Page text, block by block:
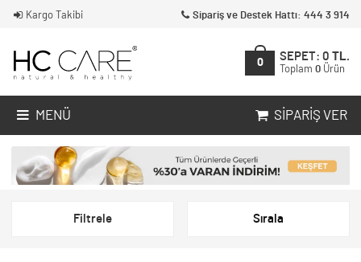
Kargo Takibi Sipariş ve Destek Hattı: 444 3 914
0
SEPET: 0 TL.
Toplam 0 Ürün
MENÜ SIPARIŞ VER
Filtrele Sırala